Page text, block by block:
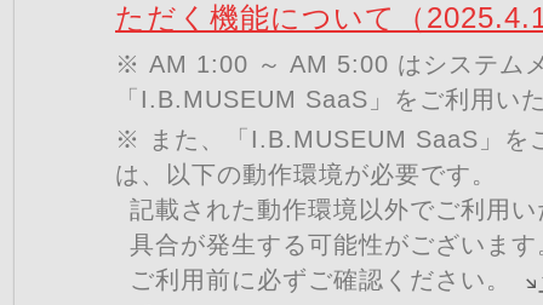
ただく機能について（
※ AM 1:00 ～ AM 5:00 はシステム
「I.B.MUSEUM SaaS」をご利用い
※ また、「I.B.MUSEUM SaaS」を
は、以下の動作環境が必要です。
記載された動作環境以外でご利用
具合が発生する可能性がございます
ご利用前に必ずご確認ください。